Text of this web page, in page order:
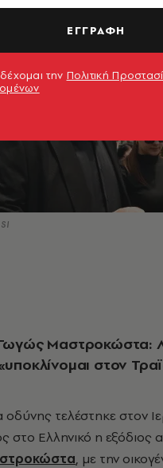
Μαστροκώστα:
στον
οδύνης τελέστηκε στον
στο Ελληνικό η εξόδιος
, με την
ΕΓΓΡΑΦΗ
την Πολιτική